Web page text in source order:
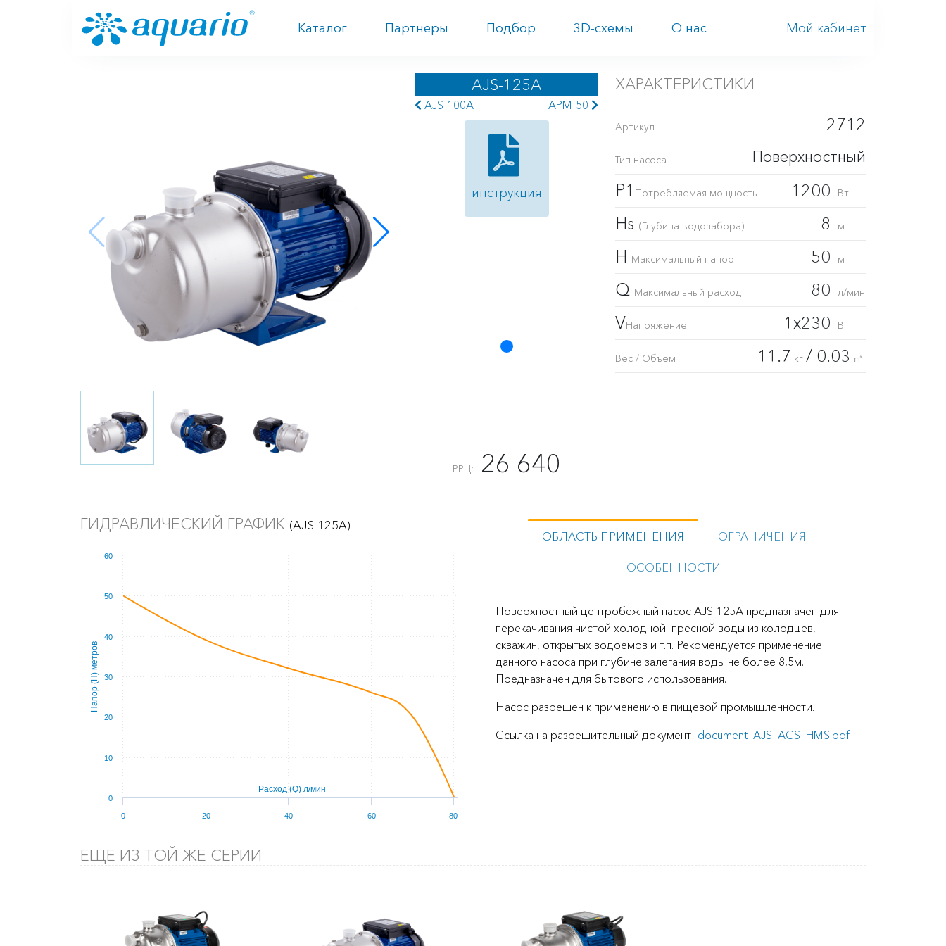
Каталог Партнеры Подбор 3D-схемы О нас Мой кабинет
AJS-125A
AJS-100A APM-50
инструкция
РРЦ: 26 640
ХАРАКТЕРИСТИКИ
Артикул 2712
Тип насоса Поверхностный
P1 Потребляемая мощность 1200 Вт
Hs (Глубина водозабора) 8 м
H Максимальный напор 50 м
Q Максимальный расход 80 л/мин
VНапряжение 1x230 В
Вес / Объём 11.7 кг / 0.03 ㎥
ГИДРАВЛИЧЕСКИЙ ГРАФИК (AJS-125A)
Расход (Q) л/мин
Напор (Н) метров
0 20 40 60 80
0
10
20
30
40
50
60
ОБЛАСТЬ ПРИМЕНЕНИЯ ОГРАНИЧЕНИЯ
ОСОБЕННОСТИ
Поверхностный центробежный насос AJS-125A предназначен для
перекачивания чистой холодной пресной воды из колодцев,
скважин, открытых водоемов и т.п. Рекомендуется применение
данного насоса при глубине залегания воды не более 8,5м.
Предназначен для бытового использования.
Насос разрешён к применению в пищевой промышленности.
Ссылка на разрешительный документ: document_AJS_ACS_HMS.pdf
ЕЩЕ ИЗ ТОЙ ЖЕ СЕРИИ